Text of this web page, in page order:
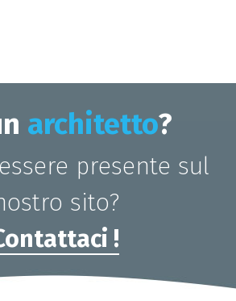
architetto?
presente sul
sito?
!